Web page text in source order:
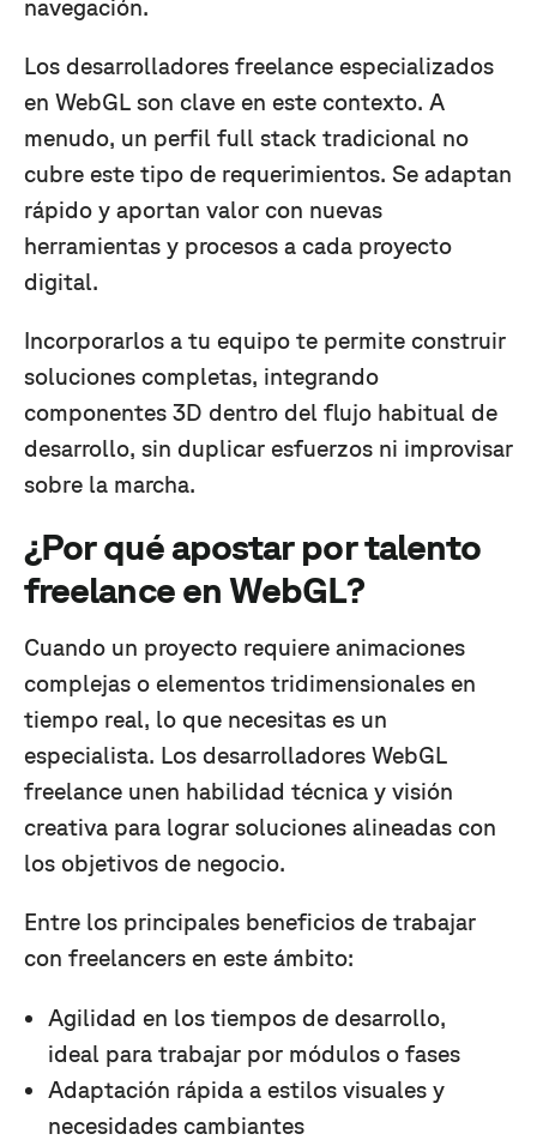
navegación.
Los desarrolladores freelance especializados
en WebGL son clave en este contexto. A
menudo, un perfil full stack tradicional no
cubre este tipo de requerimientos. Se adaptan
rápido y aportan valor con nuevas
herramientas y procesos a cada proyecto
digital.
Incorporarlos a tu equipo te permite construir
soluciones completas, integrando
componentes 3D dentro del flujo habitual de
desarrollo, sin duplicar esfuerzos ni improvisar
sobre la marcha.
¿Por qué apostar por talento
freelance en WebGL?
Cuando un proyecto requiere animaciones
complejas o elementos tridimensionales en
tiempo real, lo que necesitas es un
especialista. Los desarrolladores WebGL
freelance unen habilidad técnica y visión
creativa para lograr soluciones alineadas con
los objetivos de negocio.
Entre los principales beneficios de trabajar
con freelancers en este ámbito:
Agilidad en los tiempos de desarrollo,
ideal para trabajar por módulos o fases
Adaptación rápida a estilos visuales y
necesidades cambiantes